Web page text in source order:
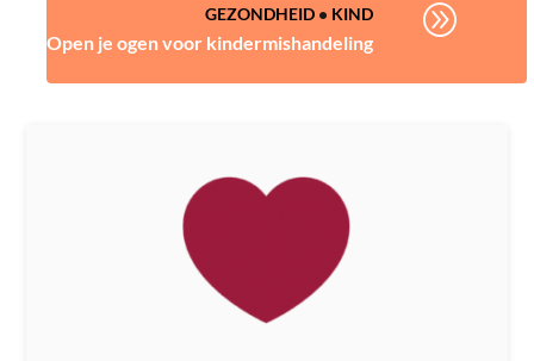
GEZONDHEID• KIND
Open je ogen voor kindermishandeling
A